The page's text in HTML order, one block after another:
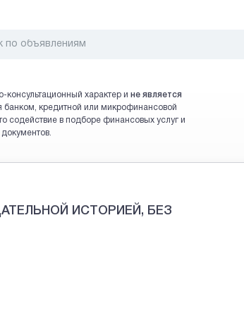
характер и не является
банком, кредитной или микрофинансовой
содействие в подборе финансовых услуг и
ИСТОРИЕЙ, БЕЗ